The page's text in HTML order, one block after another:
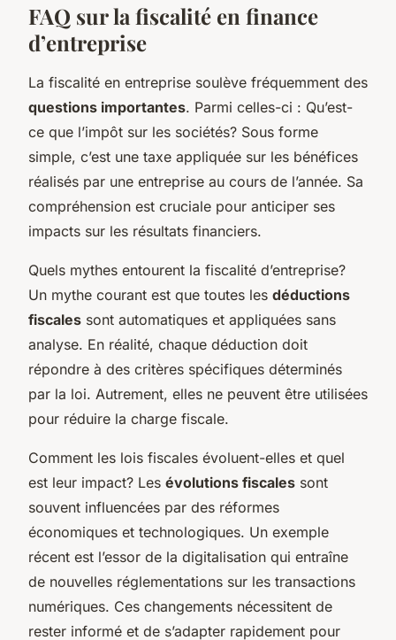
FAQ sur la fiscalité en finance
d’entreprise
La fiscalité en entreprise soulève fréquemment des
questions importantes. Parmi celles-ci : Qu’est-
ce que l’impôt sur les sociétés? Sous forme
simple, c’est une taxe appliquée sur les bénéfices
réalisés par une entreprise au cours de l’année. Sa
compréhension est cruciale pour anticiper ses
impacts sur les résultats financiers.
Quels mythes entourent la fiscalité d’entreprise?
Un mythe courant est que toutes les déductions
fiscales sont automatiques et appliquées sans
analyse. En réalité, chaque déduction doit
répondre à des critères spécifiques déterminés
par la loi. Autrement, elles ne peuvent être utilisées
pour réduire la charge fiscale.
Comment les lois fiscales évoluent-elles et quel
est leur impact? Les évolutions fiscales sont
souvent influencées par des réformes
économiques et technologiques. Un exemple
récent est l’essor de la digitalisation qui entraîne
de nouvelles réglementations sur les transactions
numériques. Ces changements nécessitent de
rester informé et de s’adapter rapidement pour